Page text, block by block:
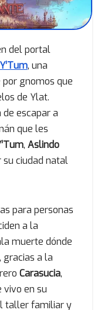
del portal
Y’Tum, una
gnomos que
de Ylat.
escapar a
que les
, Aslindo
su ciudad natal
para personas
a la
muerte dónde
gracias a la
Carasucia,
vivo en su
taller familiar y